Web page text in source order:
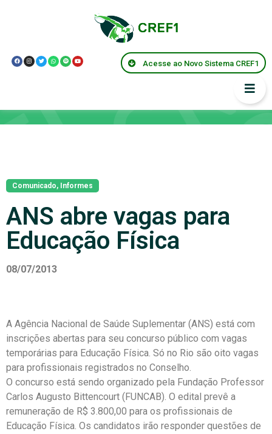
Acesse ao Novo Sistema CREF1
Comunicado, Informes
ANS abre vagas para
Educação Física
08/07/2013
A Agência Nacional de Saúde Suplementar (ANS) está com
inscrições abertas para seu concurso público com vagas
temporárias para Educação Física. Só no Rio são oito vagas
para profissionais registrados no Conselho.
O concurso está sendo organizado pela Fundação Professor
Carlos Augusto Bittencourt (FUNCAB). O edital prevê a
remuneração de R$ 3.800,00 para os profissionais de
Educação Física. Os candidatos irão responder questões de